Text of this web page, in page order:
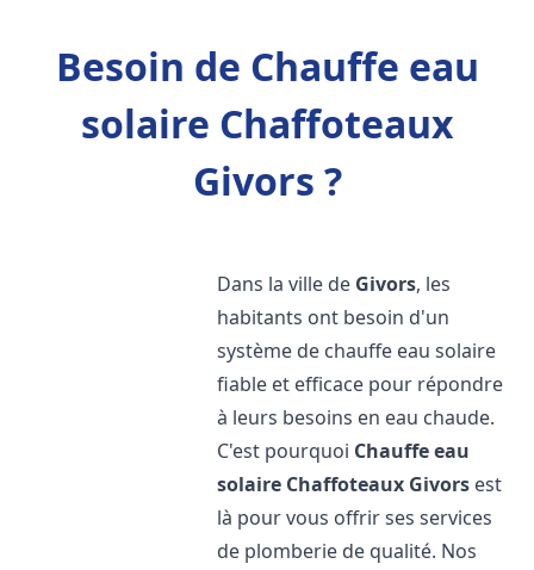
Besoin de Chauffe eau
solaire Chaffoteaux
Givors ?
Dans la ville de Givors, les
habitants ont besoin d'un
système de chauffe eau solaire
fiable et efficace pour répondre
à leurs besoins en eau chaude.
C'est pourquoi Chauffe eau
solaire Chaffoteaux Givors est
là pour vous offrir ses services
de plomberie de qualité. Nos